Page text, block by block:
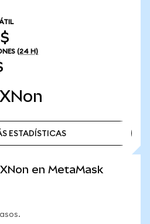
(24 H)
ESTADÍSTICAS
en MetaMask